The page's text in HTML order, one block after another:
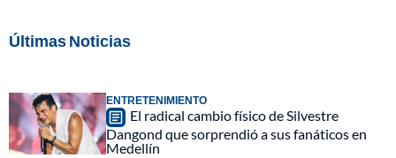
Últimas Noticias
ENTRETENIMIENTO
El radical cambio físico de Silvestre
Dangond que sorprendió a sus fanáticos en
Medellín